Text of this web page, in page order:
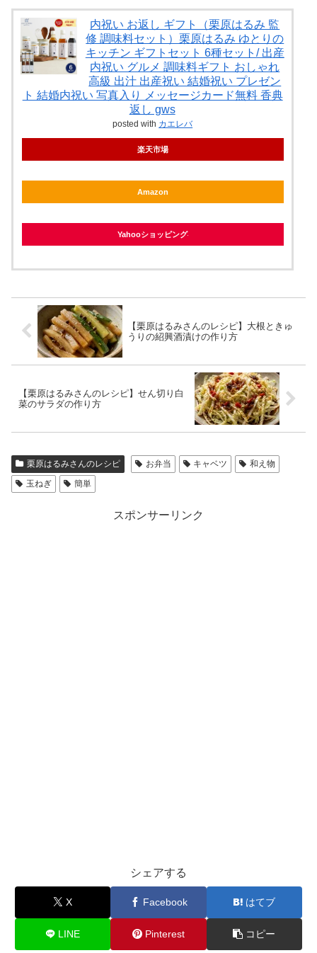
内祝い お返し ギフト（栗原はるみ 監
修 調味料セット）栗原はるみ ゆとりの
キッチン ギフトセット 6種セット/ 出産
内祝い グルメ 調味料ギフト おしゃれ
高級 出汁 出産祝い 結婚祝い プレゼン
ト 結婚内祝い 写真入り メッセージカード無料 香典
返し gws
posted with カエレバ
楽天市場
Amazon
Yahooショッピング
【栗原はるみさんのレシピ】大根ときゅ
うりの紹興酒漬けの作り方
【栗原はるみさんのレシピ】せん切り白
菜のサラダの作り方
栗原はるみさんのレシピ お弁当 キャベツ
和え物
玉ねぎ
簡単
スポンサーリンク
シェアする
X Facebook はてブ
LINE Pinterest コピー